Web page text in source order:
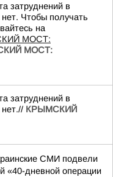
затруднений в
нет. Чтобы получать
на
МОСТ:
МОСТ:
затруднений в
нет.// КРЫМСКИЙ
СМИ подвели
«40-дневной операции